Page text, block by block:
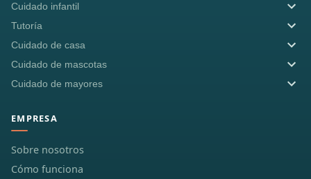
Cuidado infantil
Tutoría
Cuidado de casa
Cuidado de mascotas
Cuidado de mayores
EMPRESA
Sobre nosotros
Cómo funciona